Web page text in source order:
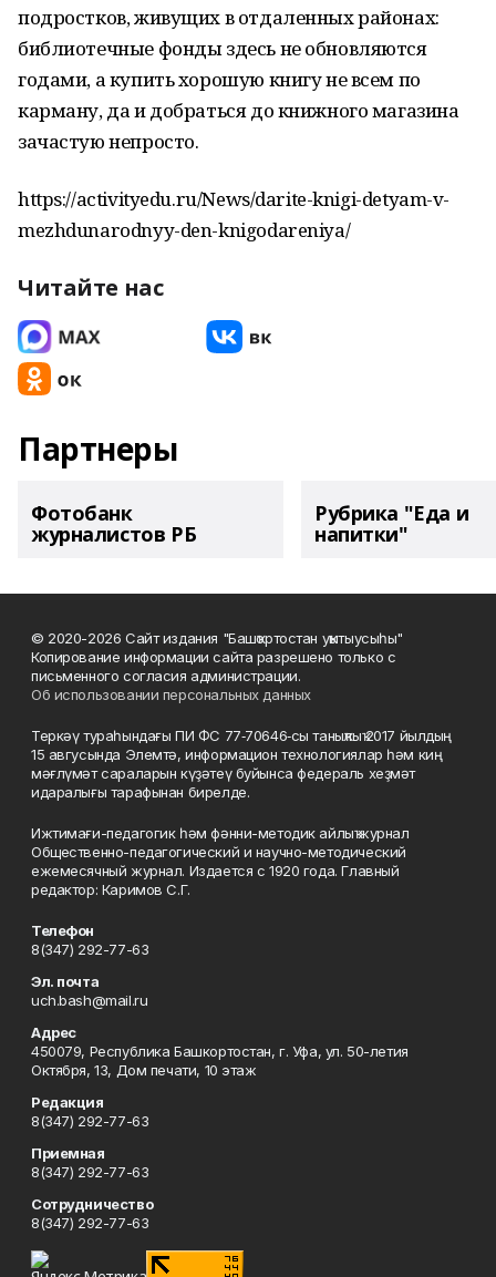
подростков, живущих в отдаленных районах:
библиотечные фонды здесь не обновляются
годами, а купить хорошую книгу не всем по
карману, да и добраться до книжного магазина
зачастую непросто.
https://activityedu.ru/News/darite-knigi-detyam-v-
mezhdunarodnyy-den-knigodareniya/
Читайте нас
Партнеры
Фотобанк
журналистов РБ
Рубрика "Еда и
напитки"
© 2020-2026 Сайт издания "Башҡортостан уҡытыусыһы"
Копирование информации сайта разрешено только с
письменного согласия администрации.
Об использовании персональных данных
Теркәү тураһындағы ПИ ФС 77‑70646‑сы таныҡлыҡ 2017 йылдың
15 авгусында Элемтә, информацион технологиялар һәм киң
мәғлүмәт сараларын күҙәтеү буйынса федераль хеҙмәт
идаралығы тарафынан бирелде.
Ижтимағи-педагогик һәм фәнни-методик айлыҡ журнал
Общественно-педагогический и научно-методический
ежемесячный журнал. Издается с 1920 года. Главный
редактор: Каримов С.Г.
Телефон
8(347) 292-77-63
Эл. почта
uch.bash@mail.ru
Адрес
450079, Республика Башкортостан, г. Уфа, ул. 50-летия
Октября, 13, Дом печати, 10 этаж
Редакция
8(347) 292-77-63
Приемная
8(347) 292-77-63
Сотрудничество
8(347) 292-77-63